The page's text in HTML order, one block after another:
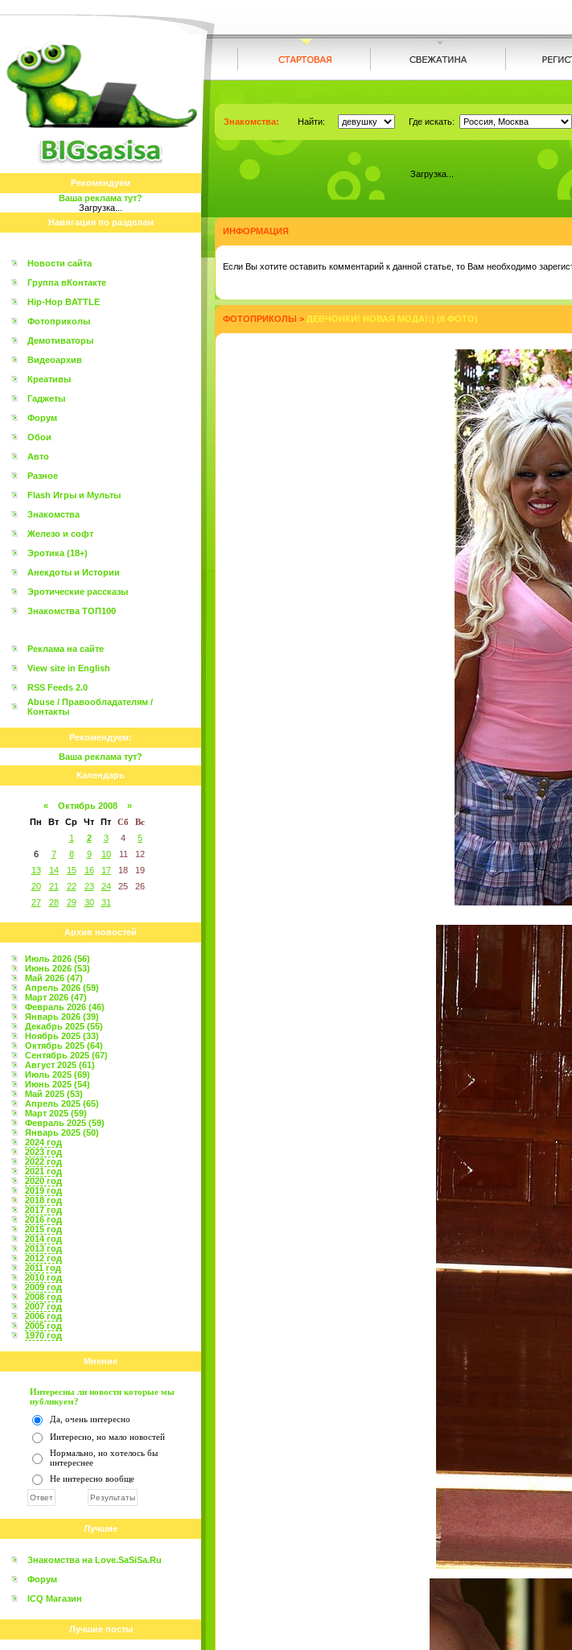
Рекомендуем
Ваша реклама тут?
Загрузка...
Навигация по разделам
Новости сайта
Группа вКонтакте
Hip-Hop BATTLE
Фотоприколы
Демотиваторы
Видеоархив
Креативы
Гаджеты
Форум
Обои
Авто
Разное
Flash Игры и Мульты
Знакомства
Железо и софт
Эротика (18+)
Анекдоты и Истории
Эротические рассказы
Знакомства ТОП100
Реклама на сайте
View site in English
RSS Feeds 2.0
Abuse / Правообладателям /
Контакты
Рекомендуем:
Ваша реклама тут?
Календарь
« Октябрь 2008
»
Пн
Вт Ср Чт Пт Сб
Вс
1
2 3 4
5
6
7 8 9 10 11
12
13
14 15 16 17 18
19
20
21 22 23 24 25
26
27
28 29 30 31
Архив новостей
Июль 2026 (56)
Июнь 2026 (53)
Май 2026 (47)
Апрель 2026 (59)
Март 2026 (47)
Февраль 2026 (46)
Январь 2026 (39)
Декабрь 2025 (55)
Ноябрь 2025 (33)
Октябрь 2025 (64)
Сентябрь 2025 (67)
Август 2025 (61)
Июль 2025 (69)
Июнь 2025 (54)
Май 2025 (53)
Апрель 2025 (65)
Март 2025 (59)
Февраль 2025 (59)
Январь 2025 (50)
2024 год
2023 год
2022 год
2021 год
2020 год
2019 год
2018 год
2017 год
2016 год
2015 год
2014 год
2013 год
2012 год
2011 год
2010 год
2009 год
2008 год
2007 год
2006 год
2005 год
1970 год
Мнение
Интересны ли новости которые мы
публикуем?
Да, очень интересно
Интересно, но мало новостей
Нормально, но хотелось бы
интереснее
Не интересно вообще
Лучшие
Знакомства на Love.SaSiSa.Ru
Форум
ICQ Магазин
Лучшие посты
Знакомства: Найти: Где искать:
Загрузка...
ИНФОРМАЦИЯ
Eсли Вы хотите оставить комментарий к данной статье, то Вам необходимо
ФОТОПРИКОЛЫ > ДЕВЧОНКИ! НОВАЯ МОДА!:) (8 ФОТО)